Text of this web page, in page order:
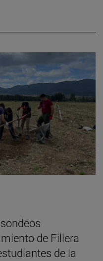
de Fillera
de la